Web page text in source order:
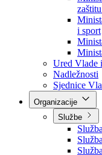
i sport
Ured Vlade
Nadležnosti
Sjednice
Službe